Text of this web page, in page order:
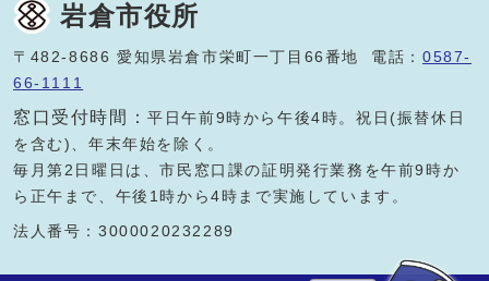
岩倉市役所
〒482-8686 愛知県岩倉市栄町一丁目66番地 電話：0587-
66-1111
窓口受付時間：平日午前9時から午後4時。祝日(振替休日
を含む)、年末年始を除く。
毎月第2日曜日は、市民窓口課の証明発行業務を午前9時か
ら正午まで、午後1時から4時まで実施しています。
法人番号：3000020232289